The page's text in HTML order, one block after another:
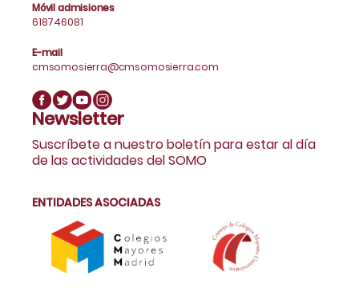
Móvil admisiones
618746081
E-mail
cmsomosierra@cmsomosierra.com
Newsletter
Suscríbete a nuestro boletín para estar al día
de las actividades del SOMO
ENTIDADES ASOCIADAS